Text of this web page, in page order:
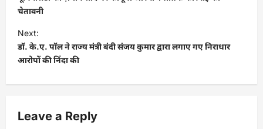
t
n
a
g
चेतावनी
Next:
डॉ. के.ए. पॉल ने राज्य मंत्री बंदी संजय कुमार द्वारा लगाए गए निराधार
आरोपों की निंदा की
Leave a Reply